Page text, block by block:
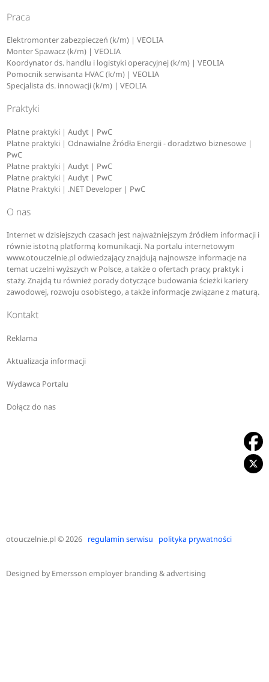
Praca
Elektromonter zabezpieczeń (k/m) | VEOLIA
Monter Spawacz (k/m) | VEOLIA
Koordynator ds. handlu i logistyki operacyjnej (k/m) | VEOLIA
Pomocnik serwisanta HVAC (k/m) | VEOLIA
Specjalista ds. innowacji (k/m) | VEOLIA
Praktyki
Płatne praktyki | Audyt | PwC
Płatne praktyki | Odnawialne Źródła Energii - doradztwo biznesowe |
PwC
Płatne praktyki | Audyt | PwC
Płatne praktyki | Audyt | PwC
Płatne Praktyki | .NET Developer | PwC
O nas
Internet w dzisiejszych czasach jest najważniejszym źródłem informacji i
równie istotną platformą komunikacji. Na portalu internetowym
www.otouczelnie.pl odwiedzający znajdują najnowsze informacje na
temat uczelni wyższych w Polsce, a także o ofertach pracy, praktyk i
staży. Znajdą tu również porady dotyczące budowania ścieżki kariery
zawodowej, rozwoju osobistego, a także informacje związane z maturą.
Kontakt
Reklama
Aktualizacja informacji
Wydawca Portalu
Dołącz do nas
otouczelnie.pl© 2026 regulamin serwisu polityka prywatności
Designed byEmersson employer branding & advertising